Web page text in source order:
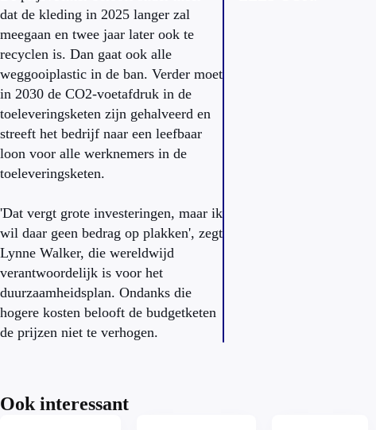
dat de kleding in 2025 langer zal
meegaan en twee jaar later ook te
recyclen is. Dan gaat ook alle
weggooiplastic in de ban. Verder moet
in 2030 de CO2-voetafdruk in de
toeleveringsketen zijn gehalveerd en
streeft het bedrijf naar een leefbaar
loon voor alle werknemers in de
toeleveringsketen.
'Dat vergt grote investeringen, maar ik
wil daar geen bedrag op plakken', zegt
Lynne Walker, die wereldwijd
verantwoordelijk is voor het
duurzaamheidsplan. Ondanks die
hogere kosten belooft de budgetketen
de prijzen niet te verhogen.
Ook interessant